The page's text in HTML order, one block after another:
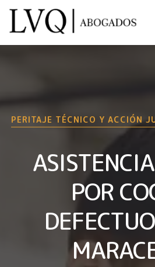
PERITAJE TÉCNICO Y ACCIÓN
POR